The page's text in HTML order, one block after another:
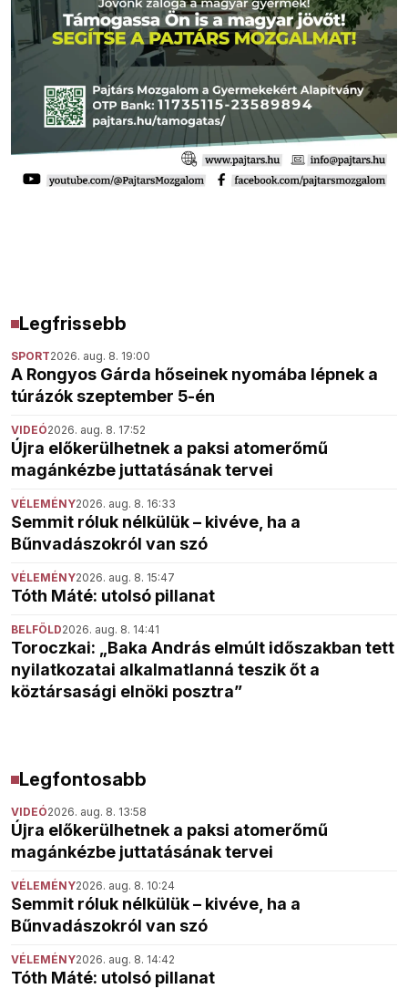
Legfrissebb
SPORT2026. aug. 8. 19:00
A Rongyos Gárda hőseinek nyomába lépnek a
túrázók szeptember 5-én
VIDEÓ2026. aug. 8. 17:52
Újra előkerülhetnek a paksi atomerőmű
magánkézbe juttatásának tervei
VÉLEMÉNY2026. aug. 8. 16:33
Semmit róluk nélkülük – kivéve, ha a
Bűnvadászokról van szó
VÉLEMÉNY2026. aug. 8. 15:47
Tóth Máté: utolsó pillanat
BELFÖLD2026. aug. 8. 14:41
Toroczkai: „Baka András elmúlt időszakban tett
nyilatkozatai alkalmatlanná teszik őt a
köztársasági elnöki posztra”
Legfontosabb
VIDEÓ2026. aug. 8. 13:58
Újra előkerülhetnek a paksi atomerőmű
magánkézbe juttatásának tervei
VÉLEMÉNY2026. aug. 8. 10:24
Semmit róluk nélkülük – kivéve, ha a
Bűnvadászokról van szó
VÉLEMÉNY2026. aug. 8. 14:42
Tóth Máté: utolsó pillanat